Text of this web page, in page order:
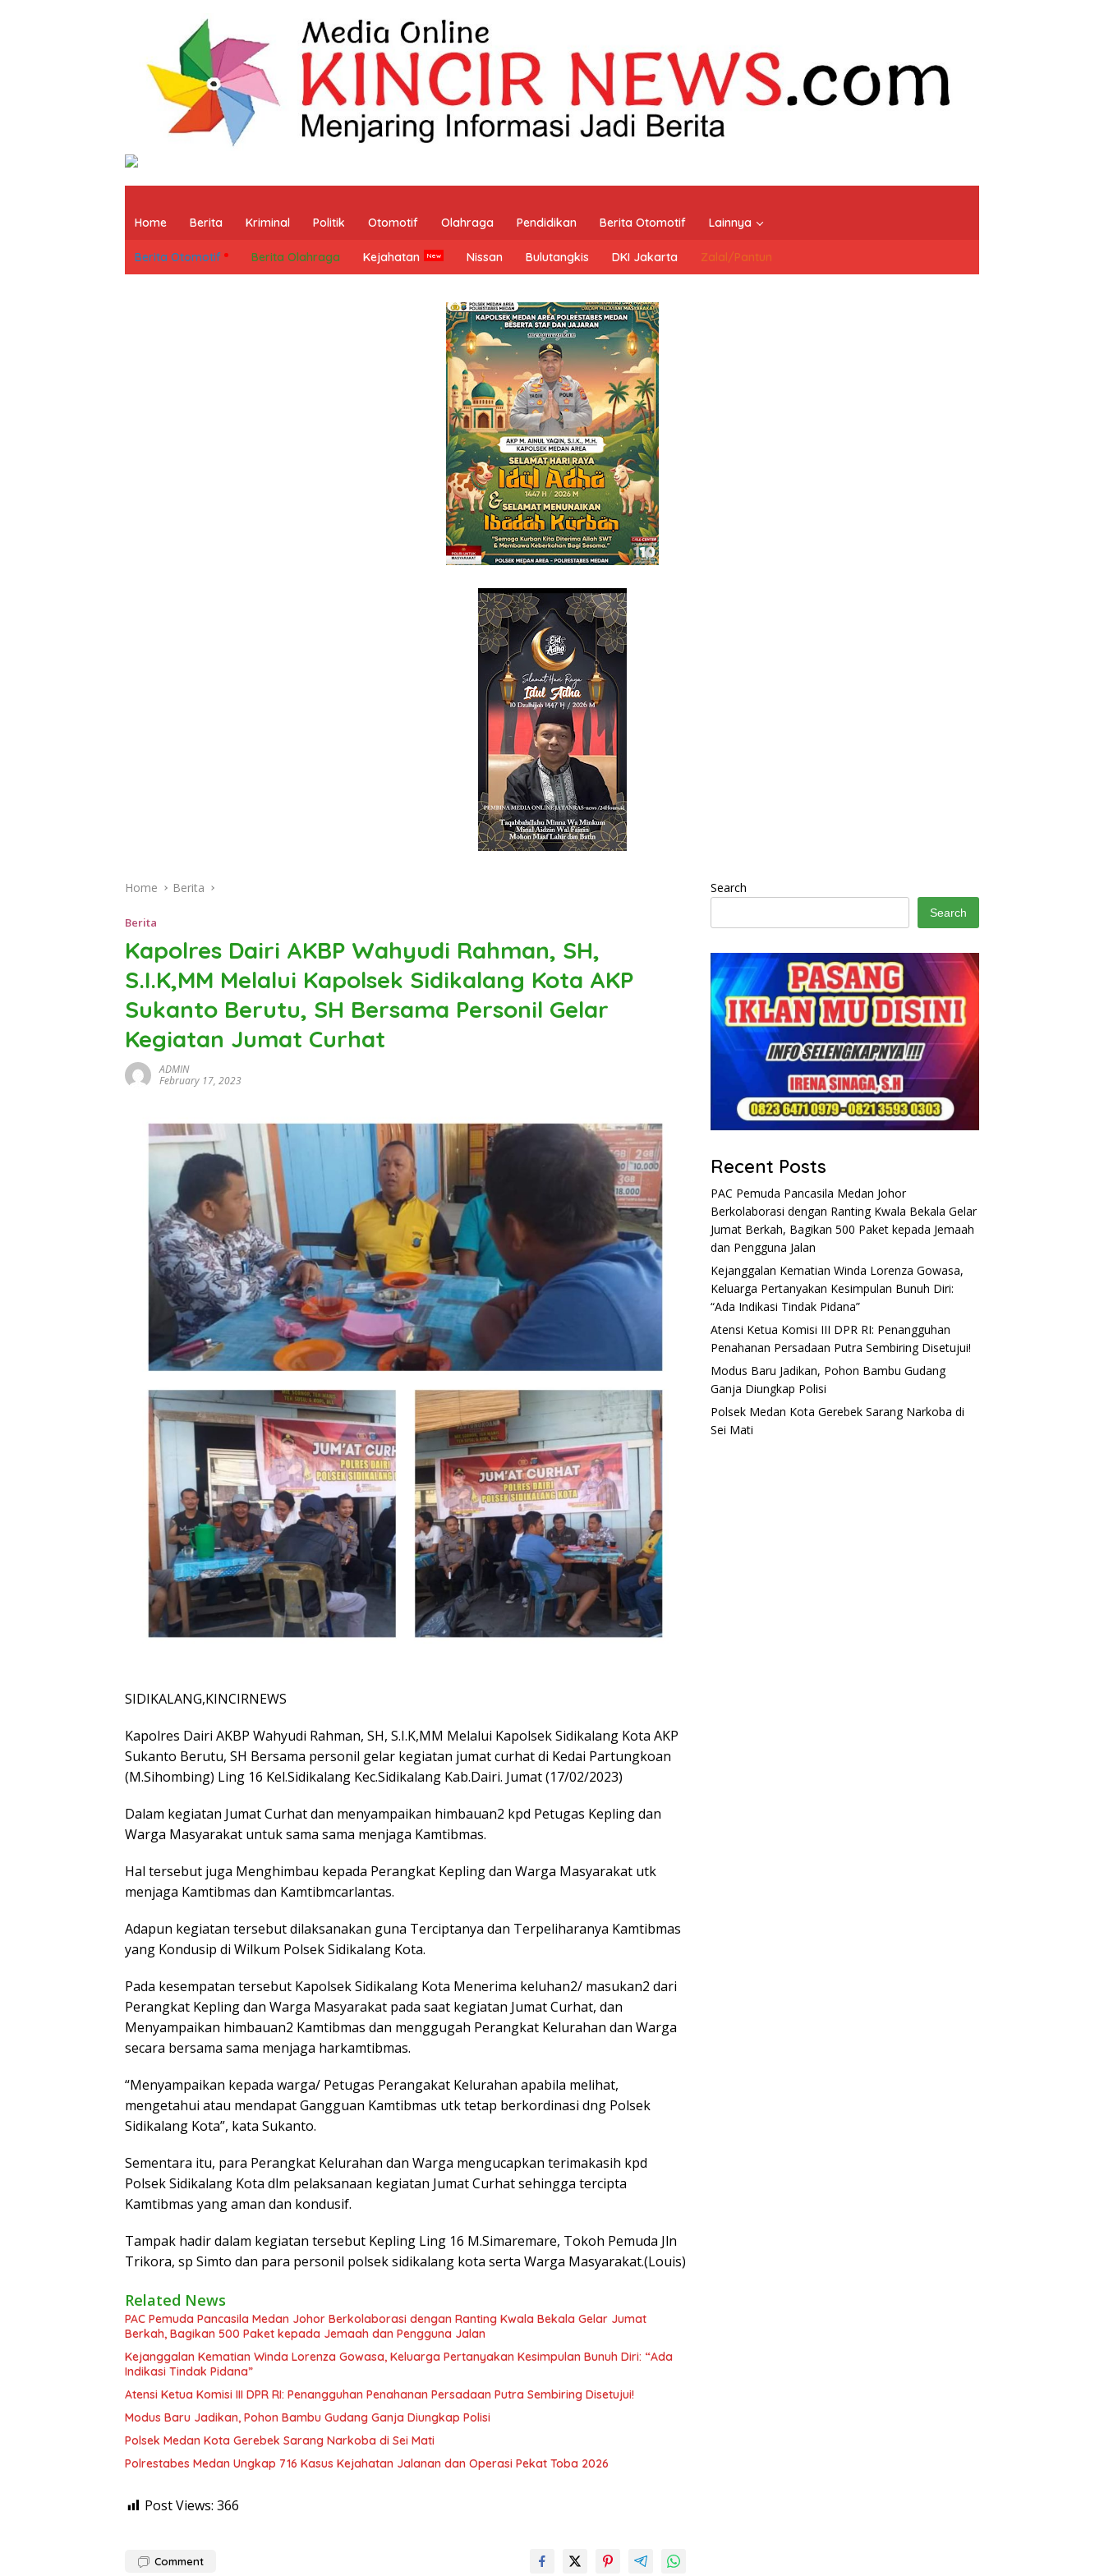
Home Berita Kriminal Politik Otomotif Olahraga Pendidikan Berita Otomotif Lainnya
Berita Otomotif Berita Olahraga Kejahatan Nissan Bulutangkis DKI Jakarta Zalal/Pantun
Home Berita
Berita
Kapolres Dairi AKBP Wahyudi Rahman, SH,
S.I.K,MM Melalui Kapolsek Sidikalang Kota AKP
Sukanto Berutu, SH Bersama Personil Gelar
Kegiatan Jumat Curhat
ADMIN
February 17, 2023
SIDIKALANG,KINCIRNEWS
Kapolres Dairi AKBP Wahyudi Rahman, SH, S.I.K,MM Melalui Kapolsek Sidikalang Kota AKP
Sukanto Berutu, SH Bersama personil gelar kegiatan jumat curhat di Kedai Partungkoan
(M.Sihombing) Ling 16 Kel.Sidikalang Kec.Sidikalang Kab.Dairi. Jumat (17/02/2023)
Dalam kegiatan Jumat Curhat dan menyampaikan himbauan2 kpd Petugas Kepling dan
Warga Masyarakat untuk sama sama menjaga Kamtibmas.
Hal tersebut juga Menghimbau kepada Perangkat Kepling dan Warga Masyarakat utk
menjaga Kamtibmas dan Kamtibmcarlantas.
Adapun kegiatan tersebut dilaksanakan guna Terciptanya dan Terpeliharanya Kamtibmas
yang Kondusip di Wilkum Polsek Sidikalang Kota.
Pada kesempatan tersebut Kapolsek Sidikalang Kota Menerima keluhan2/ masukan2 dari
Perangkat Kepling dan Warga Masyarakat pada saat kegiatan Jumat Curhat, dan
Menyampaikan himbauan2 Kamtibmas dan menggugah Perangkat Kelurahan dan Warga
secara bersama sama menjaga harkamtibmas.
“Menyampaikan kepada warga/ Petugas Perangakat Kelurahan apabila melihat,
mengetahui atau mendapat Gangguan Kamtibmas utk tetap berkordinasi dng Polsek
Sidikalang Kota”, kata Sukanto.
Sementara itu, para Perangkat Kelurahan dan Warga mengucapkan terimakasih kpd
Polsek Sidikalang Kota dlm pelaksanaan kegiatan Jumat Curhat sehingga tercipta
Kamtibmas yang aman dan kondusif.
Tampak hadir dalam kegiatan tersebut Kepling Ling 16 M.Simaremare, Tokoh Pemuda Jln
Trikora, sp Simto dan para personil polsek sidikalang kota serta Warga Masyarakat.(Louis)
Related News
PAC Pemuda Pancasila Medan Johor Berkolaborasi dengan Ranting Kwala Bekala Gelar Jumat
Berkah, Bagikan 500 Paket kepada Jemaah dan Pengguna Jalan
Kejanggalan Kematian Winda Lorenza Gowasa, Keluarga Pertanyakan Kesimpulan Bunuh Diri: “Ada
Indikasi Tindak Pidana”
Atensi Ketua Komisi III DPR RI: Penangguhan Penahanan Persadaan Putra Sembiring Disetujui!
Modus Baru Jadikan, Pohon Bambu Gudang Ganja Diungkap Polisi
Polsek Medan Kota Gerebek Sarang Narkoba di Sei Mati
Polrestabes Medan Ungkap 716 Kasus Kejahatan Jalanan dan Operasi Pekat Toba 2026
Post Views: 366
Comment
Search
Search
Recent Posts
PAC Pemuda Pancasila Medan Johor
Berkolaborasi dengan Ranting Kwala Bekala Gelar
Jumat Berkah, Bagikan 500 Paket kepada Jemaah
dan Pengguna Jalan
Kejanggalan Kematian Winda Lorenza Gowasa,
Keluarga Pertanyakan Kesimpulan Bunuh Diri:
“Ada Indikasi Tindak Pidana”
Atensi Ketua Komisi III DPR RI: Penangguhan
Penahanan Persadaan Putra Sembiring Disetujui!
Modus Baru Jadikan, Pohon Bambu Gudang
Ganja Diungkap Polisi
Polsek Medan Kota Gerebek Sarang Narkoba di
Sei Mati